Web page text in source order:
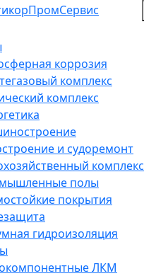
коррозия
комплекс
комплекс
и судоремонт
комплекс
полы
покрытия
гидроизоляция
ЛКМ